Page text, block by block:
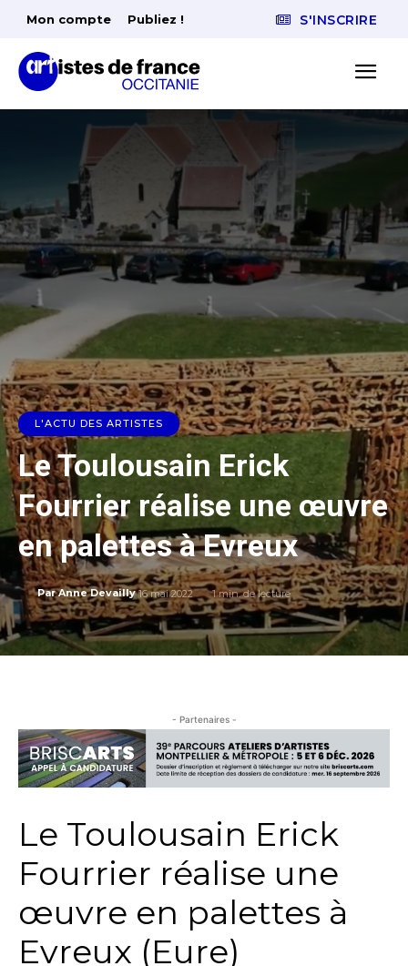
Mon compte Publiez ! S'INSCRIRE
L'ACTU DES ARTISTES
Le Toulousain Erick
Fourrier réalise une œuvre
en palettes à Evreux
Par Anne Devailly 16 mai 2022 1min. de lecture
- Partenaires -
Le Toulousain Erick
Fourrier réalise une
œuvre en palettes à
Evreux (Eure)